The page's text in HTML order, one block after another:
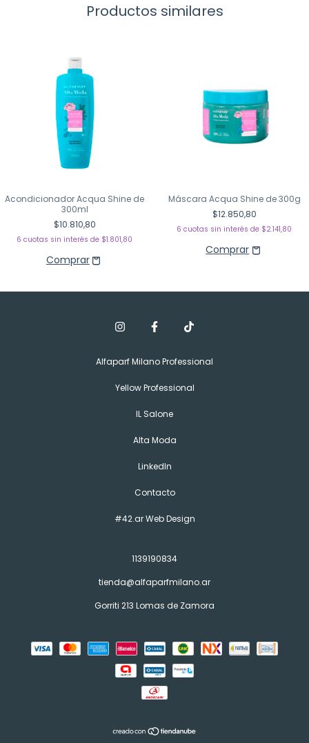
Productos similares
Acondicionador Acqua Shine de
300ml
$10.810,80
6 cuotas sin interés de $1.801,80
Máscara Acqua Shine de 300g
$12.850,80
6 cuotas sin interés de $2.141,80
Alfaparf Milano Professional
Yellow Professional
IL Salone
Alta Moda
LinkedIn
Contacto
#42.ar Web Design
1139190834
tienda@alfaparfmilano.ar
Gorriti 213 Lomas de Zamora